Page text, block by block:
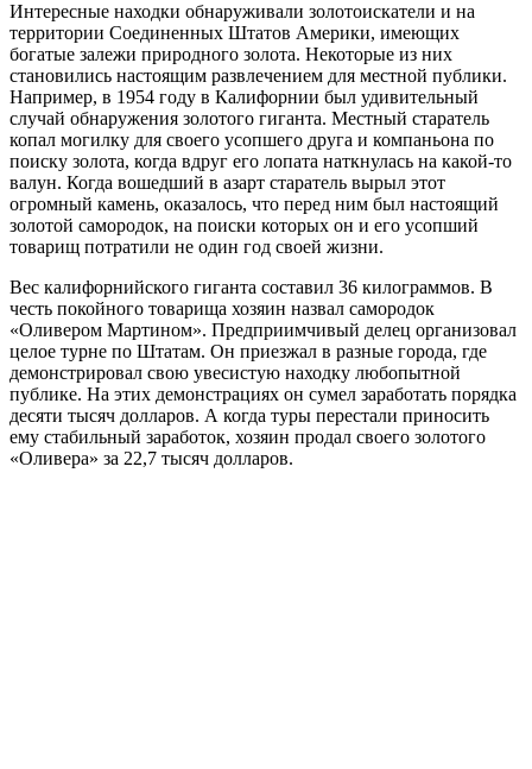
Интересные находки обнаруживали золотоискатели и на
территории Соединенных Штатов Америки, имеющих
богатые залежи природного золота. Некоторые из них
становились настоящим развлечением для местной публики.
Например, в 1954 году в Калифорнии был удивительный
случай обнаружения золотого гиганта. Местный старатель
копал могилку для своего усопшего друга и компаньона по
поиску золота, когда вдруг его лопата наткнулась на какой-то
валун. Когда вошедший в азарт старатель вырыл этот
огромный камень, оказалось, что перед ним был настоящий
золотой самородок, на поиски которых он и его усопший
товарищ потратили не один год своей жизни.
Вес калифорнийского гиганта составил 36 килограммов. В
честь покойного товарища хозяин назвал самородок
«Оливером Мартином». Предприимчивый делец организовал
целое турне по Штатам. Он приезжал в разные города, где
демонстрировал свою увесистую находку любопытной
публике. На этих демонстрациях он сумел заработать порядка
десяти тысяч долларов. А когда туры перестали приносить
ему стабильный заработок, хозяин продал своего золотого
«Оливера» за 22,7 тысяч долларов.